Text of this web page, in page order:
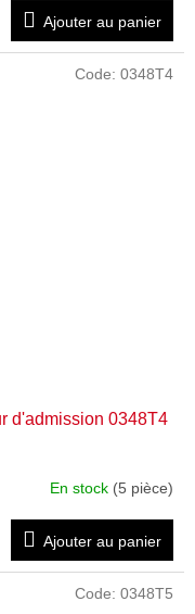
Ajouter au panier
d'admission 0348T4
En stock (5 pièce)
Ajouter au panier
Code: 0348T4
Code: 0348T5